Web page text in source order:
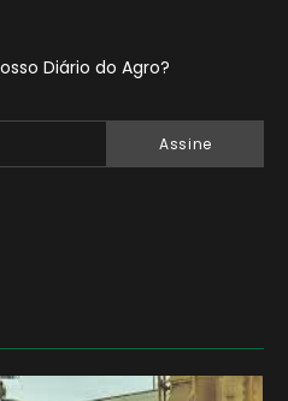
Diário do Agro?
Assine